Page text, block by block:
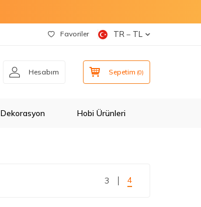
Favoriler TR − TL
Hesabım Sepetim (0)
Dekorasyon Hobi Ürünleri
3 4